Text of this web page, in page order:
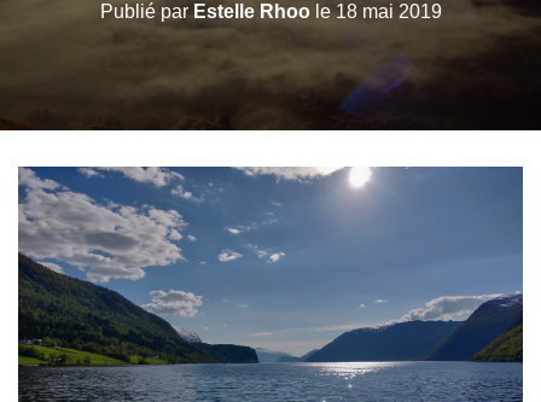
Publié parEstelle Rhoole18 mai 2019